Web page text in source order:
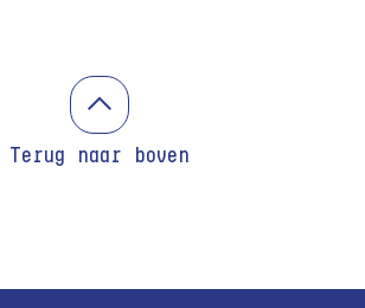
Terug naar boven